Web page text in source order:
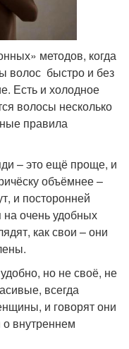
методов, когда
волос быстро и без
Есть и холодное
волосы несколько
правила
– это ещё проще, и
объёмнее –
и посторонней
очень удобных
как свои – они
но не своё, не
всегда
и говорят они
о внутреннем